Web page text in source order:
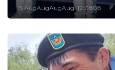
15 AugAugAugAug, 12:0808